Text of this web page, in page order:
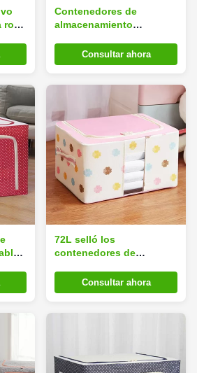
ropa
Contenedores de
almacenamiento
Consultar ahora
72L selló los
contenedores de
Multiescena ultraligero
del hogar de la tela del
Consultar ahora